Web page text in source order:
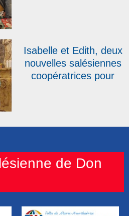
Isabelle et Edith, deux
nouvelles salésiennes
coopératrices pour
de Don